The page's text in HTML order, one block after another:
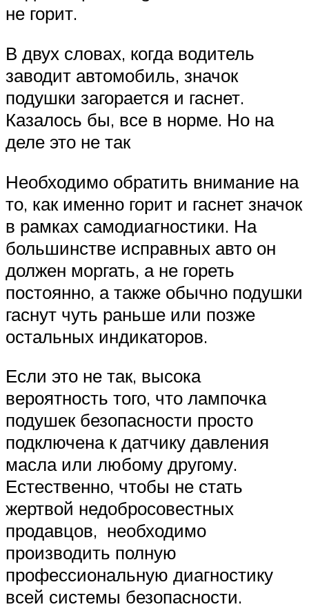
не горит.
В двух словах, когда водитель
заводит автомобиль, значок
подушки загорается и гаснет.
Казалось бы, все в норме. Но на
деле это не так
Необходимо обратить внимание на
то, как именно горит и гаснет значок
в рамках самодиагностики. На
большинстве исправных авто он
должен моргать, а не гореть
постоянно, а также обычно подушки
гаснут чуть раньше или позже
остальных индикаторов.
Если это не так, высока
вероятность того, что лампочка
подушек безопасности просто
подключена к датчику давления
масла или любому другому.
Естественно, чтобы не стать
жертвой недобросовестных
продавцов, необходимо
производить полную
профессиональную диагностику
всей системы безопасности.